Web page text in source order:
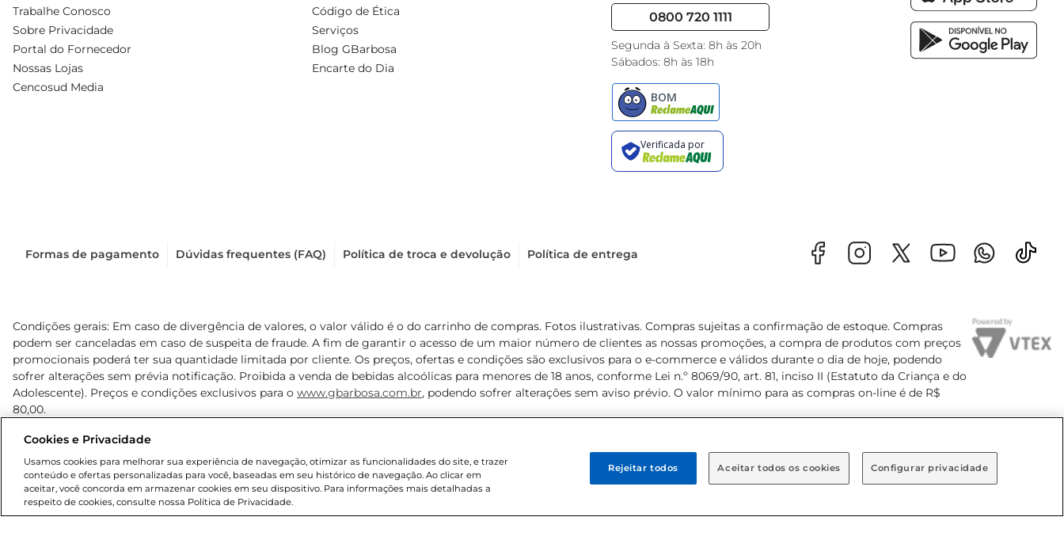
Trabalhe Conosco
Sobre Privacidade
Portal do Fornecedor
Nossas Lojas
Cencosud Media
Código de Ética
Serviços
Blog GBarbosa
Encarte do Dia
0800 720 1111
Segunda à Sexta: 8h às 20h
Sábados: 8h às 18h
Formas de pagamento Dúvidas frequentes (FAQ) Política de troca e devolução Política de entrega
Condições gerais: Em caso de divergência de valores, o valor válido é o do carrinho de compras. Fotos ilustrativas. Compras sujeitas a confirmação de estoque. Compras
podem ser canceladas em caso de suspeita de fraude. A fim de garantir o acesso de um maior número de clientes as nossas promoções, a compra de produtos com preços
promocionais poderá ter sua quantidade limitada por cliente. Os preços, ofertas e condições são exclusivos para o e-commerce e válidos durante o dia de hoje, podendo
sofrer alterações sem prévia notificação. Proibida a venda de bebidas alcoólicas para menores de 18 anos, conforme Lei n.º 8069/90, art. 81, inciso II (Estatuto da Criança e do
Adolescente). Preços e condições exclusivos para o www.gbarbosa.com.br, podendo sofrer alterações sem aviso prévio. O valor mínimo para as compras on-line é de R$
80,00.
Cookies e Privacidade
Usamos cookies para melhorar sua experiência de navegação, otimizar as funcionalidades do site, e trazer
conteúdo e ofertas personalizadas para você, baseadas em seu histórico de navegação. Ao clicar em
aceitar, você concorda em armazenar cookies em seu dispositivo. Para informações mais detalhadas a
respeito de cookies, consulte nossa Política de Privacidade.
Configurar privacidade
Rejeitar todos Aceitar todos os cookies